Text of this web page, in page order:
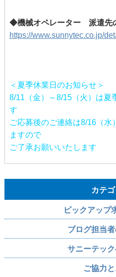
◆機械オペレーター 派遣先
https://www.sunnytec.co.jp/
＜夏季休業日のお知らせ＞
8/11（金）～8/15（火）は夏
す
ご応募後のご連絡は8/16（水
ますので
ご了承お願いいたします
カテ
ピックアップ
ブログ担当
サニーテッ
ご協力